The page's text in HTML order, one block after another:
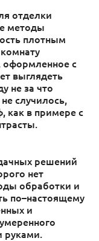
отделки
методы
плотным
оформленное с
выглядеть
не за что
случилось,
как в примере с
решений
нет
обработки и
по–настоящему
и
руками.